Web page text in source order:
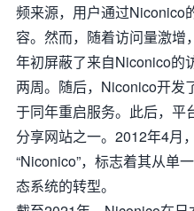
频来源，用户通过Niconico
容。然而，随着访问量激增
年初屏蔽了来自Niconico的
两周。随后，Niconico开发
于同年重启服务。此后，平
分享网站之一。2012年4月
“Niconico”，标志着其从单
态系统的转型。